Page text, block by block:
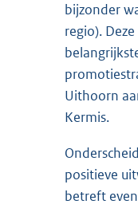
bijzonder
regio).
Uithoorn
Kermis.
positieve
betreft